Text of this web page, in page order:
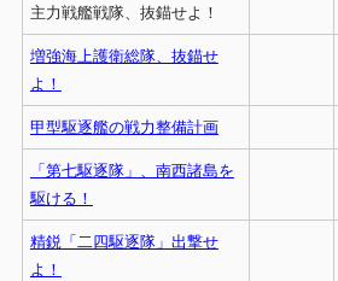
主力戦艦戦隊、抜錨せよ！
増強海上護衛総隊、抜錨せ
よ！
甲型駆逐艦の戦力整備計画
「第七駆逐隊」、南西諸島を
駆ける！
精鋭「二四駆逐隊」出撃せ
よ！